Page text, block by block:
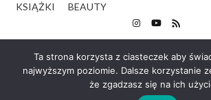
KSIĄŻKI
BEAUTY
Ta strona korzysta z ciasteczek aby
najwyższym poziomie. Dalsze korzystanie
że zgadzasz się na ich